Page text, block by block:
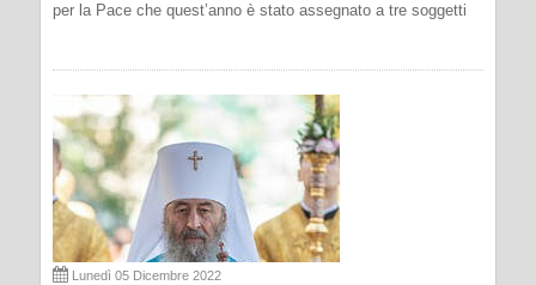
per la Pace che quest’anno è stato assegnato a tre soggetti
Lunedì 05 Dicembre 2022